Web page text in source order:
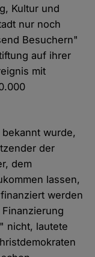
Kultur und
nur noch
Besuchern"
auf ihrer
mit
wurde,
der
dem
lassen,
werden
nicht, lautete